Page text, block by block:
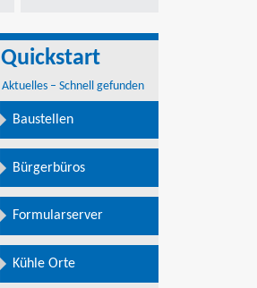
Quickstart
Aktuelles – Schnell gefunden
Baustellen
Bürgerbüros
Formularserver
Kühle Orte